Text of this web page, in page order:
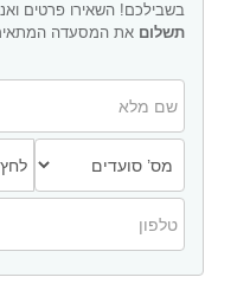
בשבילכם! השאירו פרטים
תשלום את המסעדה